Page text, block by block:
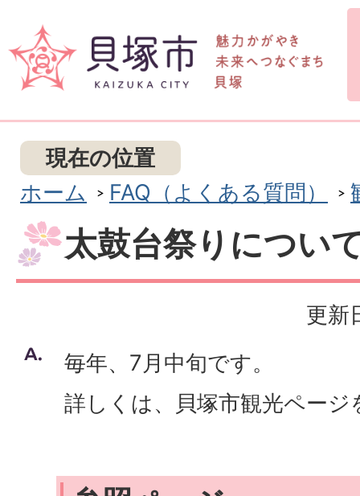
現在の位置
ホーム
FAQ（よくある質問）
太鼓台祭りについ
更新
毎年、7月中旬です。
詳しくは、貝塚市観光ページ